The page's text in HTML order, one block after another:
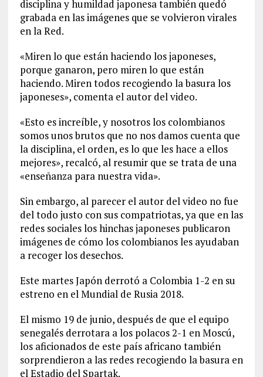
disciplina y humildad japonesa también quedó
grabada en las imágenes que se volvieron virales
en la Red.
«Miren lo que están haciendo los japoneses,
porque ganaron, pero miren lo que están
haciendo. Miren todos recogiendo la basura los
japoneses», comenta el autor del video.
«Esto es increíble, y nosotros los colombianos
somos unos brutos que no nos damos cuenta que
la disciplina, el orden, es lo que les hace a ellos
mejores», recalcó, al resumir que se trata de una
«enseñanza para nuestra vida».
Sin embargo, al parecer el autor del video no fue
del todo justo con sus compatriotas, ya que en las
redes sociales los hinchas japoneses publicaron
imágenes de cómo los colombianos les ayudaban
a recoger los desechos.
Este martes Japón derrotó a Colombia 1-2 en su
estreno en el Mundial de Rusia 2018.
El mismo 19 de junio, después de que el equipo
senegalés derrotara a los polacos 2-1 en Moscú,
los aficionados de este país africano también
sorprendieron a las redes recogiendo la basura en
el Estadio del Spartak.